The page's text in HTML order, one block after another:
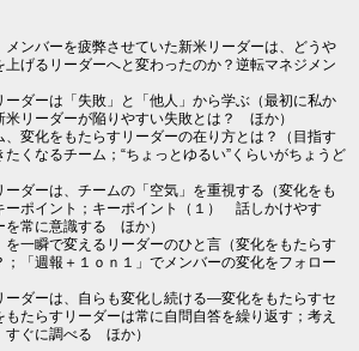
メンバーを疲弊させていた新米リーダーは、どうや
げるリーダーへと変わったのか？逆転マネジメン
ダーは「失敗」と「他人」から学ぶ（最初に私か
米リーダーが陥りやすい失敗とは？ ほか）
変化をもたらすリーダーの在り方とは？（目指す
くなるチーム；“ちょっとゆるい”くらいがちょうど
ダーは、チームの「空気」を重視する（変化をも
ーポイント；キーポイント（１） 話しかけやす
を常に意識する ほか）
一瞬で変えるリーダーのひと言（変化をもたらす
；「週報＋１ｏｎ１」でメンバーの変化をフォロー
ダーは、自らも変化し続ける―変化をもたらすセ
たらすリーダーは常に自問自答を繰り返す；考え
すぐに調べる ほか）